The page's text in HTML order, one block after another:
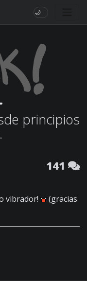
🌙
principios
141
vibrador!
(gracias